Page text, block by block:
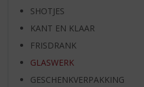
SHOTJES
KANT EN KLAAR
FRISDRANK
GLASWERK
GESCHENKVERPAKKING